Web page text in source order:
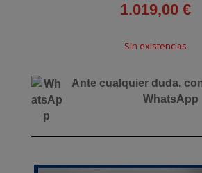
1.019,00 €
Sin existencias
Ante cualquier duda,
WhatsApp